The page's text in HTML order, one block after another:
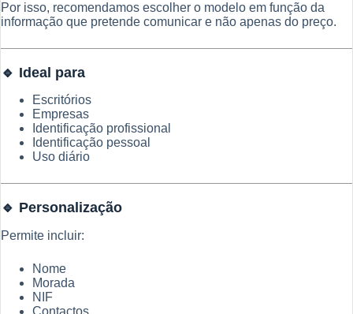
Por isso, recomendamos escolher o modelo em função da
informação que pretende comunicar e não apenas do preço.
🔹 Ideal para
Escritórios
Empresas
Identificação profissional
Identificação pessoal
Uso diário
🔹 Personalização
Permite incluir:
Nome
Morada
NIF
Contactos